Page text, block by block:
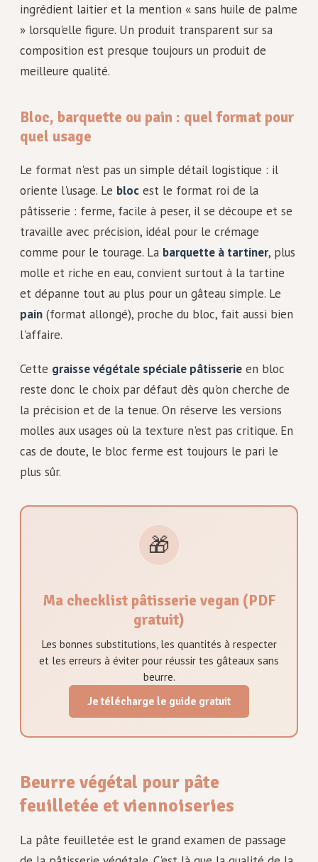
ingrédient laitier et la mention « sans huile de palme
» lorsqu'elle figure. Un produit transparent sur sa
composition est presque toujours un produit de
meilleure qualité.
Bloc, barquette ou pain : quel format pour
quel usage
Le format n'est pas un simple détail logistique : il
oriente l'usage. Le bloc est le format roi de la
pâtisserie : ferme, facile à peser, il se découpe et se
travaille avec précision, idéal pour le crémage
comme pour le tourage. La barquette à tartiner, plus
molle et riche en eau, convient surtout à la tartine
et dépanne tout au plus pour un gâteau simple. Le
pain (format allongé), proche du bloc, fait aussi bien
l'affaire.
Cette graisse végétale spéciale pâtisserie en bloc
reste donc le choix par défaut dès qu'on cherche de
la précision et de la tenue. On réserve les versions
molles aux usages où la texture n'est pas critique. En
cas de doute, le bloc ferme est toujours le pari le
plus sûr.
🎁
Ma checklist pâtisserie vegan (PDF
gratuit)
Les bonnes substitutions, les quantités à respecter
et les erreurs à éviter pour réussir tes gâteaux sans
beurre.
Je télécharge le guide gratuit
Beurre végétal pour pâte
feuilletée et viennoiseries
La pâte feuilletée est le grand examen de passage